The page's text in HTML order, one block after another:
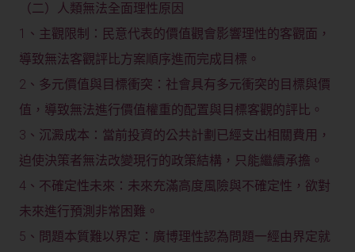
（二）人類無法全面理性原因
1、主觀限制：民意代表的價值觀會影響理性的客觀面，
導致無法客觀評比方案順序進而完成目標。
2、多元價值與目標衝突：社會具有多元衝突的目標與價
值，導致無法進行價值權重的配置與目標客觀的評比。
3、沉澱成本：當前投資的公共計劃已經支出相關費用，
迫使決策者無法改變現行的政策結構，只能繼續承擔。
4、不確定性未來：未來充滿高度風險與不確定性，欲對
未來進行預測非常困難。
5、問題本質難以界定：廣博理性認為問題一經由界定就